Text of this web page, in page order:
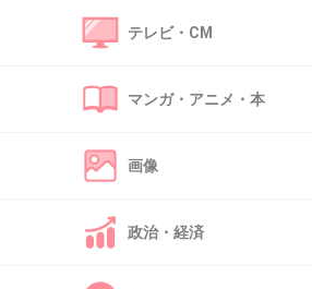
もより強ばってる気がする
+78
テレビ・CM
マンガ・アニメ・本
画像
政治・経済